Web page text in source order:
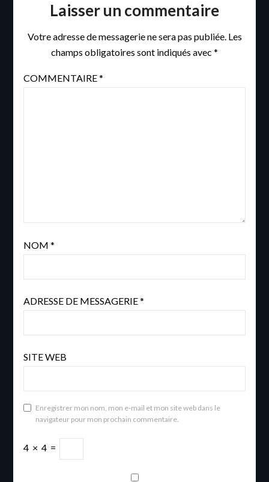
Laisser un commentaire
Votre adresse de messagerie ne sera pas publiée. Les
champs obligatoires sont indiqués avec *
COMMENTAIRE*
NOM *
ADRESSE DE MESSAGERIE*
SITE WEB
Enregistrer mon nom, mon e-mail et mon site web dans le
navigateur pour mon prochain commentaire.
4 × 4 =